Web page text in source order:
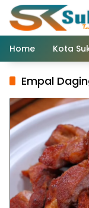
Langsung
konten
Home
Kota
Empal